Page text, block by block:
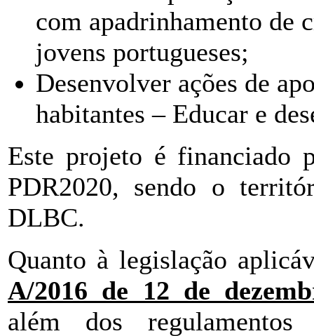
com apadrinhamento de
jovens portugueses;
Desenvolver ações de
habitantes – Educar e
Este projeto é financiado
PDR2020, sendo o
DLBC.
Quanto à legislação
A/2016 de 12 de
além dos regulamentos